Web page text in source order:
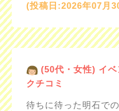
(投稿日:2026年07月
(50代・女性) イベ
クチコミ
待ちに待った明石で